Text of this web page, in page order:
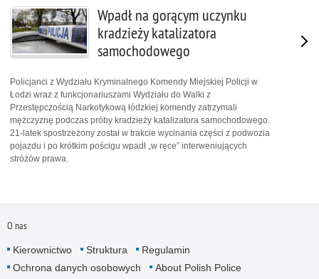
Wpadł na gorącym uczynku
kradzieży katalizatora
samochodowego
Policjanci z Wydziału Kryminalnego Komendy Miejskiej Policji w
Łodzi wraz z funkcjonariuszami Wydziału do Walki z
Przestępczością Narkotykową łódzkiej komendy zatrzymali
mężczyznę podczas próby kradzieży katalizatora samochodowego.
21-latek spostrzeżony został w trakcie wycinania części z podwozia
pojazdu i po krótkim pościgu wpadł „w ręce” interweniujących
stróżów prawa.
O nas
Kierownictwo Struktura
Regulamin
Ochrona danych osobowych
About Polish Police